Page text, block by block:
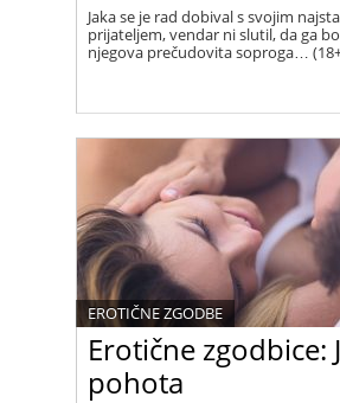
Jaka se je rad dobival s svojim
prijateljem, vendar ni slutil, da ga
njegova prečudovita soproga…
Erotične zgodbice:
pohota
EROTIČNE ZGODBE